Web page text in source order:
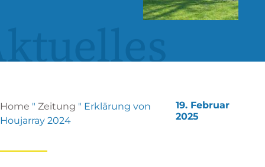
Home " Zeitung " Erklärung von
Houjarray 2024
19. Februar
2025